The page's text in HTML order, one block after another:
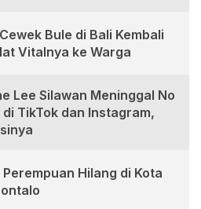
Bule di Bali Kembali
Vitalnya ke Warga
Lee Silawan Meninggal No
TikTok dan Instagram,
Hilang di Kota